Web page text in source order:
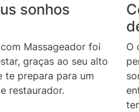
sonhos
Massageador foi
graças ao seu alto
te prepara para um
restaurador.
O